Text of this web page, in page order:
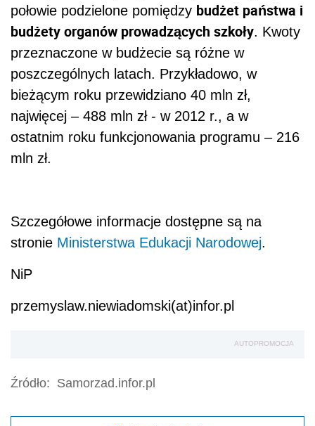
połowie podzielone pomiędzy budżet państwa i
budżety organów prowadzących szkoły. Kwoty
przeznaczone w budżecie są różne w
poszczególnych latach. Przykładowo, w
bieżącym roku przewidziano 40 mln zł,
najwięcej – 488 mln zł - w 2012 r., a w
ostatnim roku funkcjonowania programu – 216
mln zł.
Szczegółowe informacje dostępne są na
stronie Ministerstwa Edukacji Narodowej.
NiP
przemyslaw.niewiadomski(at)infor.pl
AUTOPROMOCJA
Źródło: Samorzad.infor.pl